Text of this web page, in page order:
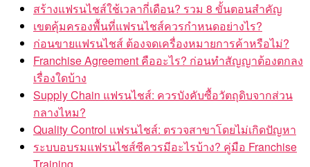
สร้างแฟรนไชส์ใช้เวลากี่เดือน? รวม 8 ขั้นตอนสำคัญ
เขตคุ้มครองพื้นที่แฟรนไชส์ควรกำหนดอย่างไร?
ก่อนขายแฟรนไชส์ ต้องจดเครื่องหมายการค้าหรือไม่?
Franchise Agreement คืออะไร? ก่อนทำสัญญาต้องตกลง
เรื่องใดบ้าง
Supply Chain แฟรนไชส์: ควรบังคับซื้อวัตถุดิบจากส่วน
กลางไหม?
Quality Control แฟรนไชส์: ตรวจสาขาโดยไม่เกิดปัญหา
ระบบอบรมแฟรนไชส์ซีควรมีอะไรบ้าง? คู่มือ Franchise